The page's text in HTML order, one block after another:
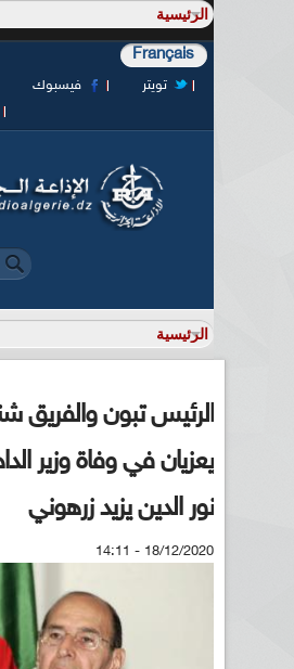
Français
فيسبوك
تويتر
الرئيس تبون والفريق
يعزيان في وفاة وزير
نور الدين يزيد زرهوني
18/12/2020 - 14:11